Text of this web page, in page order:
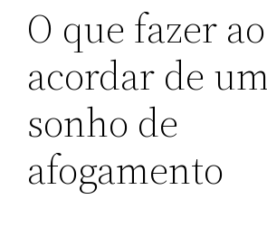
O que fazer ao
acordar de
sonho de
afogamento